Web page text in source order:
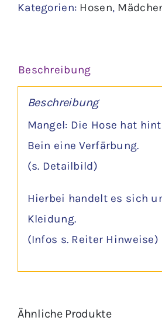
Menge
Kategorien: Hosen,
Beschreibung
Beschreibung
Mangel: Die Hose hat
Bein eine Verfärbung.
(s. Detailbild)
Hierbei handelt es sich
Kleidung.
(Infos s. Reiter Hinweise)
Ähnliche Produkte